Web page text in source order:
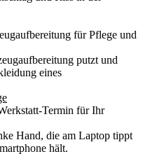
für Pflege und
Termin für Ihr